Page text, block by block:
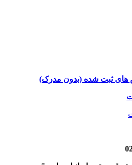
های ثبت شده (بدون مدرک)